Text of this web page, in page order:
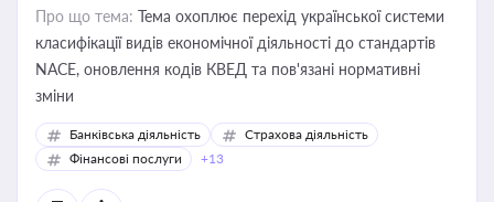
Про що тема: Тема охоплює перехід української системи
класифікації видів економічної діяльності до стандартів
NACE, оновлення кодів КВЕД та пов'язані нормативні
зміни
Банківська діяльність
Страхова діяльність
Фінансові послуги
+13